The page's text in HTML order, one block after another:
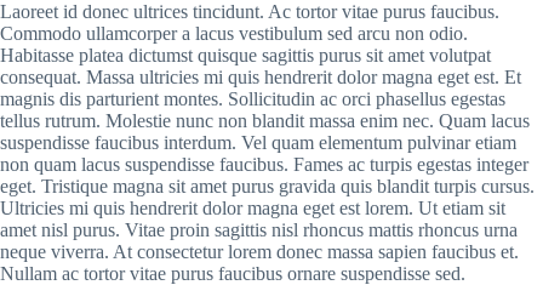
Laoreet id donec ultrices tincidunt. Ac tortor vitae purus faucibus.
Commodo ullamcorper a lacus vestibulum sed arcu non odio.
Habitasse platea dictumst quisque sagittis purus sit amet volutpat
consequat. Massa ultricies mi quis hendrerit dolor magna eget est. Et
magnis dis parturient montes. Sollicitudin ac orci phasellus egestas
tellus rutrum. Molestie nunc non blandit massa enim nec. Quam lacus
suspendisse faucibus interdum. Vel quam elementum pulvinar etiam
non quam lacus suspendisse faucibus. Fames ac turpis egestas integer
eget. Tristique magna sit amet purus gravida quis blandit turpis cursus.
Ultricies mi quis hendrerit dolor magna eget est lorem. Ut etiam sit
amet nisl purus. Vitae proin sagittis nisl rhoncus mattis rhoncus urna
neque viverra. At consectetur lorem donec massa sapien faucibus et.
Nullam ac tortor vitae purus faucibus ornare suspendisse sed.